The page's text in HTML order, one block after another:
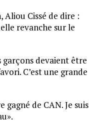
Aliou Cissé de dire :
revanche sur le
garçons devaient être
C’est une grande
de CAN. Je suis